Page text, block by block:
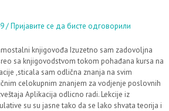
Пријавите се да бисте одговорили
knjigovođa Izuzetno sam zadovoljna
sa knjigovodstvom tokom pohađana kursa na
,sticala sam odlična znanja na svim
celokupnim znanjem za vodjenje poslovnih
Aplikacija odlicno radi. Lekcije iz
su su jasne tako da se lako shvata teorija i